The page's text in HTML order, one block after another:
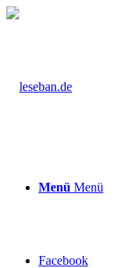
Facebook
Menü Menü